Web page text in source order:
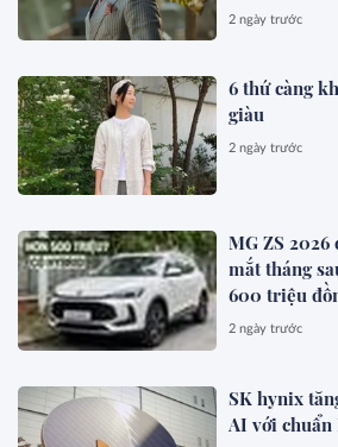
2 ngày trước
6 thứ càng
giàu
2 ngày trước
MG ZS
mắt tháng
600 triệu
lanh hơn, có
2 ngày trước
SK hynix
AI với chuẩn